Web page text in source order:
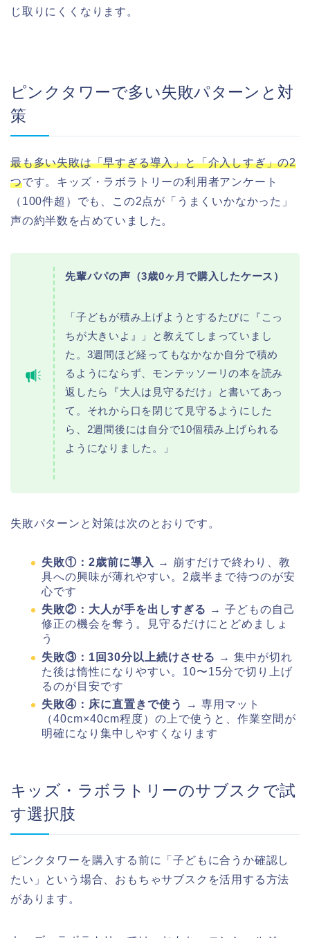
じ取りにくくなります。
ピンクタワーで多い失敗パターンと対
策
最も多い失敗は「早すぎる導入」と「介入しすぎ」の2
つです。キッズ・ラボラトリーの利用者アンケート
（100件超）でも、この2点が「うまくいかなかった」
声の約半数を占めていました。
先輩パパの声（3歳0ヶ月で購入したケース）
「子どもが積み上げようとするたびに『こっ
ちが大きいよ』」と教えてしまっていまし
た。3週間ほど経ってもなかなか自分で積め
るようにならず、モンテッソーリの本を読み
返したら『大人は見守るだけ』と書いてあっ
て。それから口を閉じて見守るようにした
ら、2週間後には自分で10個積み上げられる
ようになりました。」
失敗パターンと対策は次のとおりです。
失敗①：2歳前に導入
→ 崩すだけで終わり、教
具への興味が薄れやすい。2歳半まで待つのが安
心です
失敗②：大人が手を出しすぎる → 子どもの自己
修正の機会を奪う。見守るだけにとどめましょ
う
失敗③：1回30分以上続けさせる → 集中が切れ
た後は惰性になりやすい。10〜15分で切り上げ
るのが目安です
失敗④：床に直置きで使う
→ 専用マット
（40cm×40cm程度）の上で使うと、作業空間が
明確になり集中しやすくなります
キッズ・ラボラトリーのサブスクで試
す選択肢
ピンクタワーを購入する前に「子どもに合うか確認し
たい」という場合、おもちゃサブスクを活用する方法
があります。